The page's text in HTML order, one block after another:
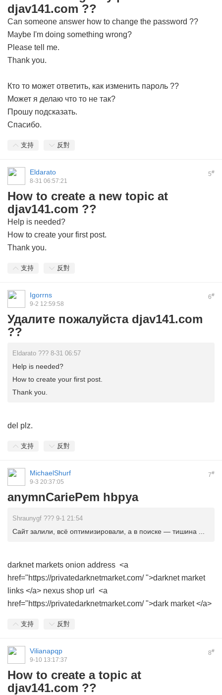
djav141.com ??
Can someone answer how to change the password ??
Maybe I'm doing something wrong?
Please tell me.
Thank you.
Кто то может ответить, как изменить пароль ??
Может я делаю что то не так?
Прошу подсказать.
Спасибо.
支持 反對
5#
Eldarato
8-31 06:57:21
How to create a new topic at
djav141.com ??
Help is needed?
How to create your first post.
Thank you.
支持 反對
6#
Igorrns
9-2 12:59:58
Удалите пожалуйста djav141.com
??
Eldarato ??? 8-31 06:57
Help is needed?
How to create your first post.
Thank you.
del plz.
支持 反對
7#
MichaelShurf
9-3 20:37:05
anymnCariePem hbpya
Shraunygf ??? 9-1 21:54
Сайт залили, всё оптимизировали, а в поиске — тишина ...
darknet markets onion address <a
href="https://privatedarknetmarket.com/ ">darknet market
links </a> nexus shop url <a
href="https://privatedarknetmarket.com/ ">dark market </a>
支持 反對
8#
Vilianapqp
9-10 13:17:37
How to create a topic at
djav141.com ??